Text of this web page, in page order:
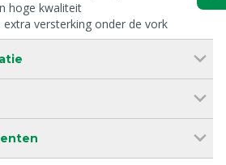
hoge kwaliteit
versterking onder de vork